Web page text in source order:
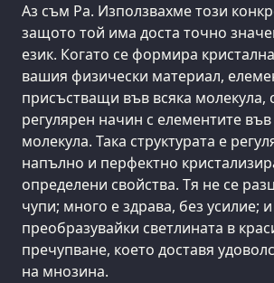
Аз съм Ра. Използвахме този
защото той има доста точно
език. Когато се формира
вашия физически материал,
присъстващи във всяка молекула,
регулярен начин с елементите във
молекула. Така структурата е
напълно и перфектно
определени свойства. Тя не се
чупи; много е здрава, без усилие;
преобразувайки светлината в
пречупване, което доставя
на мнозина.